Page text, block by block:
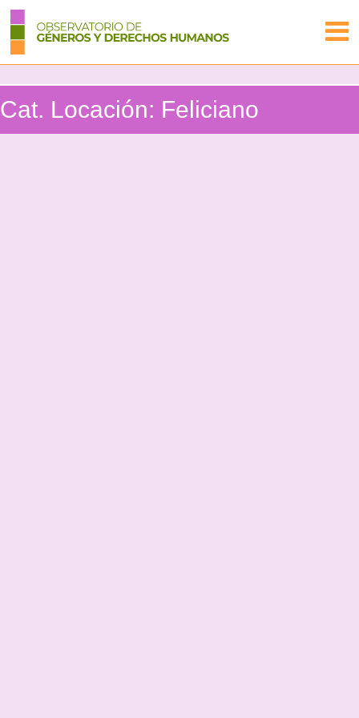
Cat. Locación: Feliciano